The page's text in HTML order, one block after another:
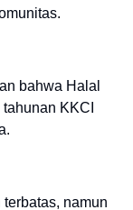
bahwa Halal
KKCI
namun